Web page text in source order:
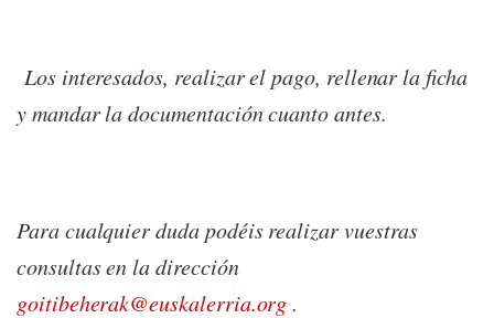
Los interesados, realizar el pago, rellenar la ficha
y mandar la documentación cuanto antes.
Para cualquier duda podéis realizar vuestras
consultas en la dirección
goitibeherak@euskalerria.org.